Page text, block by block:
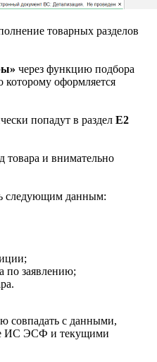
товарных разделов
через функцию подбора
которому оформляется
попадут в раздел Е2
товара и внимательно
следующим данным:
по заявлению;
совпадать с данными,
ИС ЭСФ и текущими